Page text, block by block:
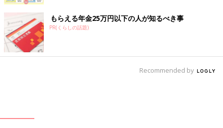
よ♪ 気温に合わせて半袖タイプのボディスーツに変えてあげても
もらえる年金25万円以下の人が知るべき事
PR(くらしの話題)
Recommended by